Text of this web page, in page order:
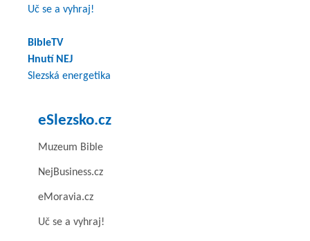
Uč se a vyhraj!
BibleTV
Hnutí NEJ
Slezská energetika
eSlezsko.cz
Muzeum Bible
NejBusiness.cz
eMoravia.cz
Uč se a vyhraj!